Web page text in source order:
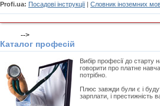
Profi.ua: Посадові інструкції | Словник іноземних
-->
Каталог професій
Вибір професії до старту
говорити про платне
потрібно.
Плюс завжди були є і
зарплати, і престижність